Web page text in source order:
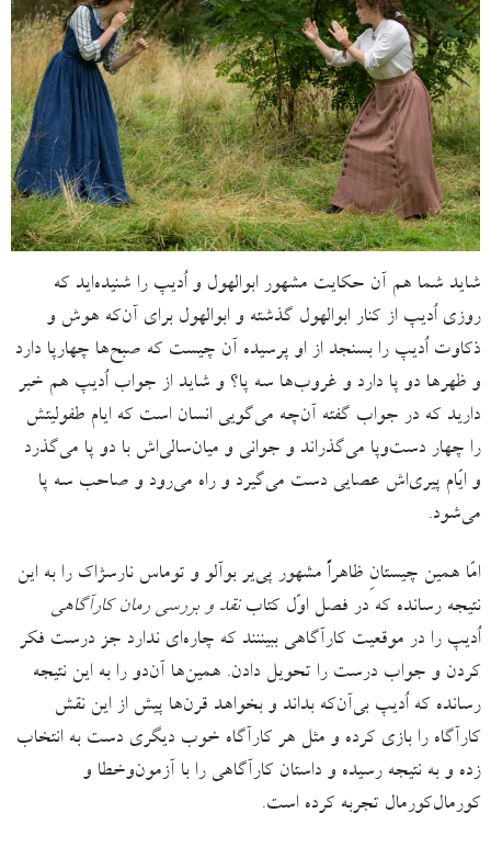
شاید شما هم آن حکایت مشهور ابوالهول و اُدیپ را شنیده‌اید که
روزی اُدیپ از کنار ابوالهول گذشته و ابوالهول برای آن‌که هوش و
ذکاوت اُدیپ را بسنجد از او پرسیده آن چیست که صبح‌ها چهارپا دارد
و ظهرها دو پا دارد و غروب‌ها سه پا؟ و شاید از جواب اُدیپ هم خبر
دارید که در جواب گفته آن‌چه می‌‌گویی انسان است که ایام طفولیتش
را چهار دست‌وپا می‌گذراند و جوانی و میان‌سالی‌اش با دو پا می‌گذرد
و ایّام پیری‌اش عصایی دست می‌گیرد و راه می‌رود و صاحب سه پا
می‌شود.
امّا همین چیستانِ ظاهراً‌ مشهور پی‌یر بوآلو و توماس نارسژاک را به این
نتیجه رسانده که در فصل اوّل کتابنقد و بررسی رمان کارآگاهی
اُدیپ را در موقعیت کارآگاهی ببیننند که چاره‌ای ندارد جز درست فکر
کردن و جواب درست را تحویل دادن. همین‌ها آن‌دو را به این نتیجه
رسانده که اُدیپ بی‌آن‌که بداند و بخواهد قرن‌ها پیش از این نقش
کارآگاه را بازی کرده و مثل هر کارآگاه خوب دیگری دست به انتخاب
زده و به نتیجه رسیده و داستان کارآگاهی را با آزمون‌وخطا و
کورمال‌کورمال تجربه کرده است.